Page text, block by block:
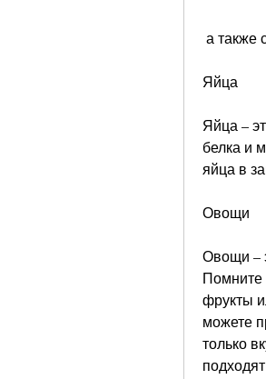
а также
Яйца
Яйца –
белка и
яйца в
Овощи
Овощи –
Помните
фрукты
можете
только